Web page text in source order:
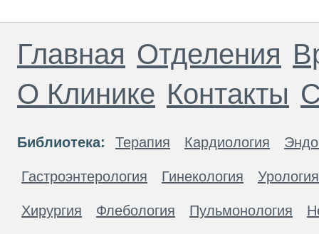
Главная Отделения
О Клинике Контакты
Библиотека: Терапия Кардиология
Гастроэнтерология Гинекология Урология
Хирургия Флебология Пульмонология